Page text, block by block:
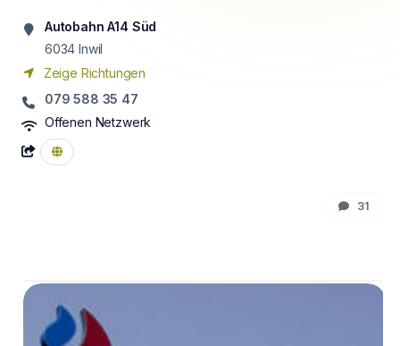
Autobahn A14 Süd
6034 Inwil
Zeige Richtungen
079 588 35 47
Offenen Netzwerk
31